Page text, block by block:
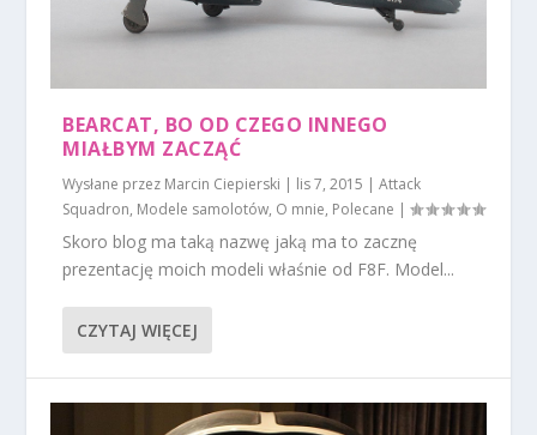
BEARCAT, BO OD CZEGO INNEGO
MIAŁBYM ZACZĄĆ
Wysłane przez Marcin Ciepierski | lis 7, 2015 |Attack
Squadron, Modele samolotów, O mnie, Polecane |
Skoro blog ma taką nazwę jaką ma to zacznę
prezentację moich modeli właśnie od F8F. Model...
CZYTAJ WIĘCEJ